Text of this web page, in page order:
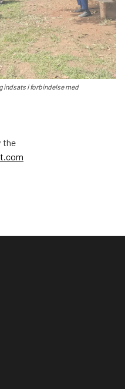
indsats i forbindelse med
the